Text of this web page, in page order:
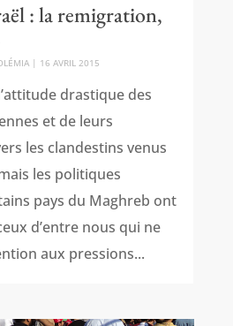
: la remigration,
| 16 AVRIL 2015
drastique des
et de leurs
les clandestins venus
les politiques
pays du Maghreb ont
d’entre nous qui ne
aux pressions...